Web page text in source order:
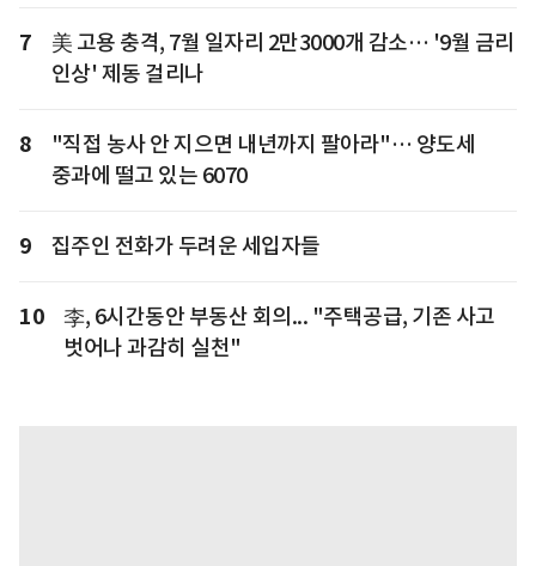
7
美 고용 충격, 7월 일자리 2만3000개 감소… '9월 금리
인상' 제동 걸리나
8
"직접 농사 안 지으면 내년까지 팔아라"… 양도세
중과에 떨고 있는 6070
9 집주인 전화가 두려운 세입자들
10
李, 6시간동안 부동산 회의... "주택공급, 기존 사고
벗어나 과감히 실천"